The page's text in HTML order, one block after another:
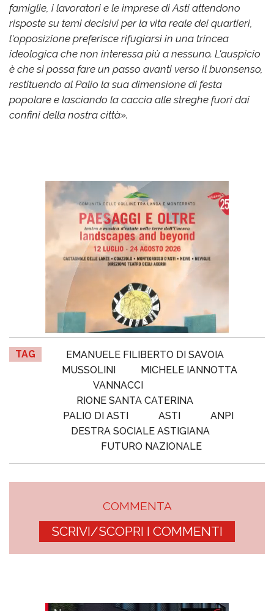
famiglie, i lavoratori e le imprese di Asti attendono
risposte su temi decisivi per la vita reale dei quartieri,
l'opposizione preferisce rifugiarsi in una trincea
ideologica che non interessa più a nessuno. L'auspicio
è che si possa fare un passo avanti verso il buonsenso,
restituendo al Palio la sua dimensione di festa
popolare e lasciando la caccia alle streghe fuori dai
confini della nostra città».
TAG
EMANUELE FILIBERTO DI SAVOIA
MUSSOLINI
MICHELE IANNOTTA
VANNACCI
RIONE SANTA CATERINA
PALIO DI ASTI
ASTI
ANPI
DESTRA SOCIALE ASTIGIANA
FUTURO NAZIONALE
COMMENTA
SCRIVI/SCOPRI I COMMENTI